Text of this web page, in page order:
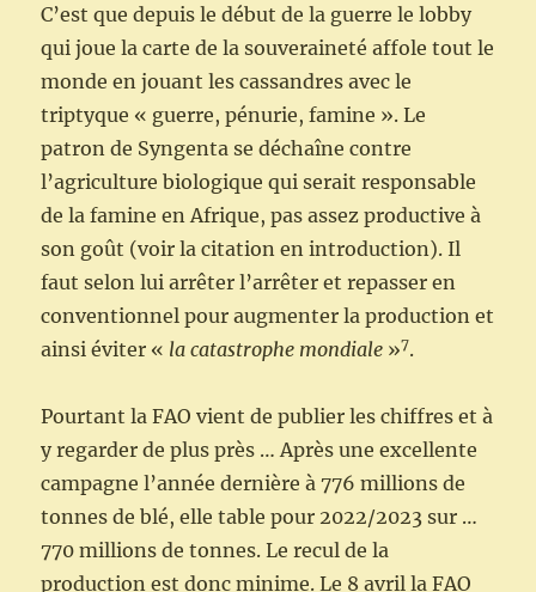
C’est que depuis le début de la guerre le lobby
qui joue la carte de la souveraineté affole tout le
monde en jouant les cassandres avec le
triptyque « guerre, pénurie, famine ». Le
patron de Syngenta se déchaîne contre
l’agriculture biologique qui serait responsable
de la famine en Afrique, pas assez productive à
son goût (voir la citation en introduction). Il
faut selon lui arrêter l’arrêter et repasser en
conventionnel pour augmenter la production et
ainsi éviter « la catastrophe mondiale »7.
Pourtant la FAO vient de publier les chiffres et à
y regarder de plus près … Après une excellente
campagne l’année dernière à 776 millions de
tonnes de blé, elle table pour 2022/2023 sur …
770 millions de tonnes. Le recul de la
production est donc minime. Le 8 avril la FAO